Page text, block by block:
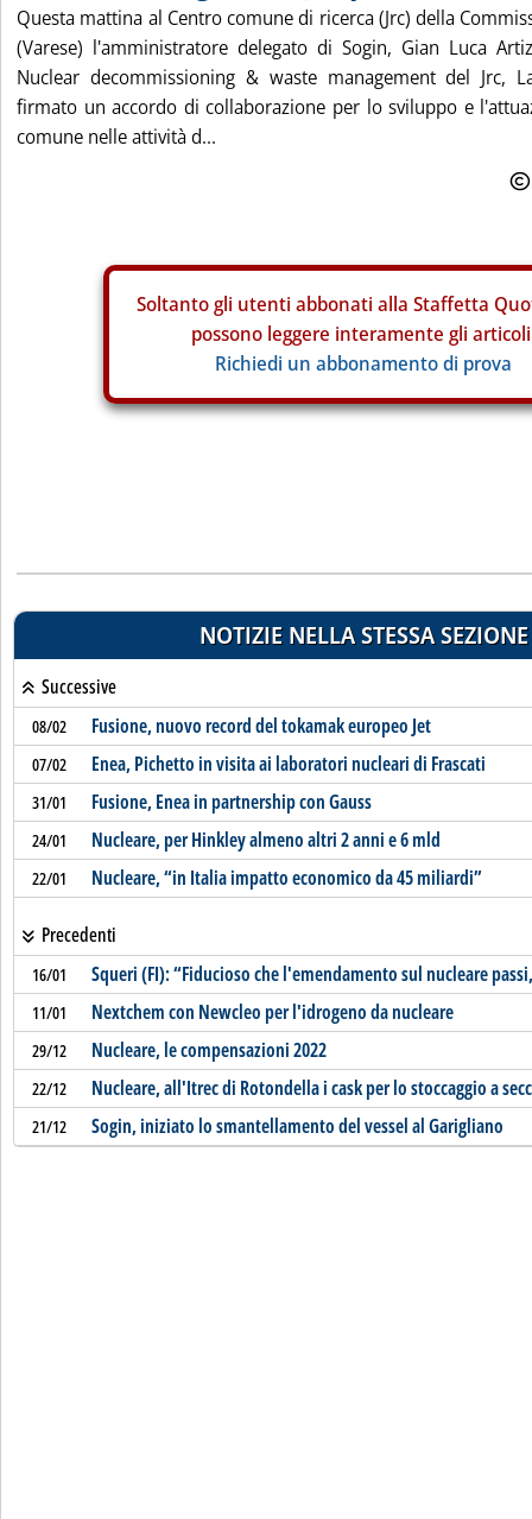
Questa mattina al Centro comune di ricerca (Jrc) della
(Varese) l'amministratore delegato di Sogin, Gian Luca
Nuclear decommissioning & waste management del Jrc,
firmato un accordo di collaborazione per lo sviluppo e
comune nelle attività d...
Soltanto gli utenti abbonati alla Staffetta
possono leggere interamente gli
Richiedi un abbonamento di prova
NOTIZIE NELLA STESSA SEZIONE
Successive
08/02 Fusione, nuovo record del tokamak europeo Jet
07/02 Enea, Pichetto in visita ai laboratori nucleari di Frascati
31/01 Fusione, Enea in partnership con Gauss
24/01 Nucleare, per Hinkley almeno altri 2 anni e 6 mld
22/01 Nucleare, “in Italia impatto economico da 45 miliardi”
Precedenti
16/01 Squeri (FI): “Fiducioso che l'emendamento sul nucleare
11/01 Nextchem con Newcleo per l'idrogeno da nucleare
29/12 Nucleare, le compensazioni 2022
22/12 Nucleare, all'Itrec di Rotondella i cask per lo stoccaggio a
21/12 Sogin, iniziato lo smantellamento del vessel al Garigliano